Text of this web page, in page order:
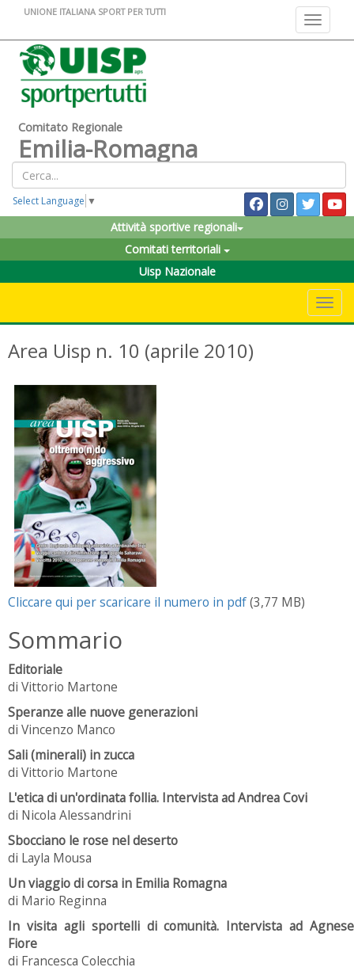
Toggle
UNIONE ITALIANA SPORT PER TUTTI
Comitato Regionale
Emilia-Romagna
Select Language ▼
Attività sportive regionali
Comitati territoriali
Uisp Nazionale
Area Uisp n. 10 (aprile 2010)
Cliccare qui per scaricare il numero in pdf(3,77 MB)
Sommario
Editoriale
di Vittorio Martone
Speranze alle nuove generazioni
di Vincenzo Manco
Sali (minerali) in zucca
di Vittorio Martone
L'etica di un'ordinata follia. Intervista ad Andrea Covi
di Nicola Alessandrini
Sbocciano le rose nel deserto
di Layla Mousa
Un viaggio di corsa in Emilia Romagna
di Mario Reginna
In visita agli sportelli di comunità. Intervista ad Agnese
Fiore
di Francesca Colecchia